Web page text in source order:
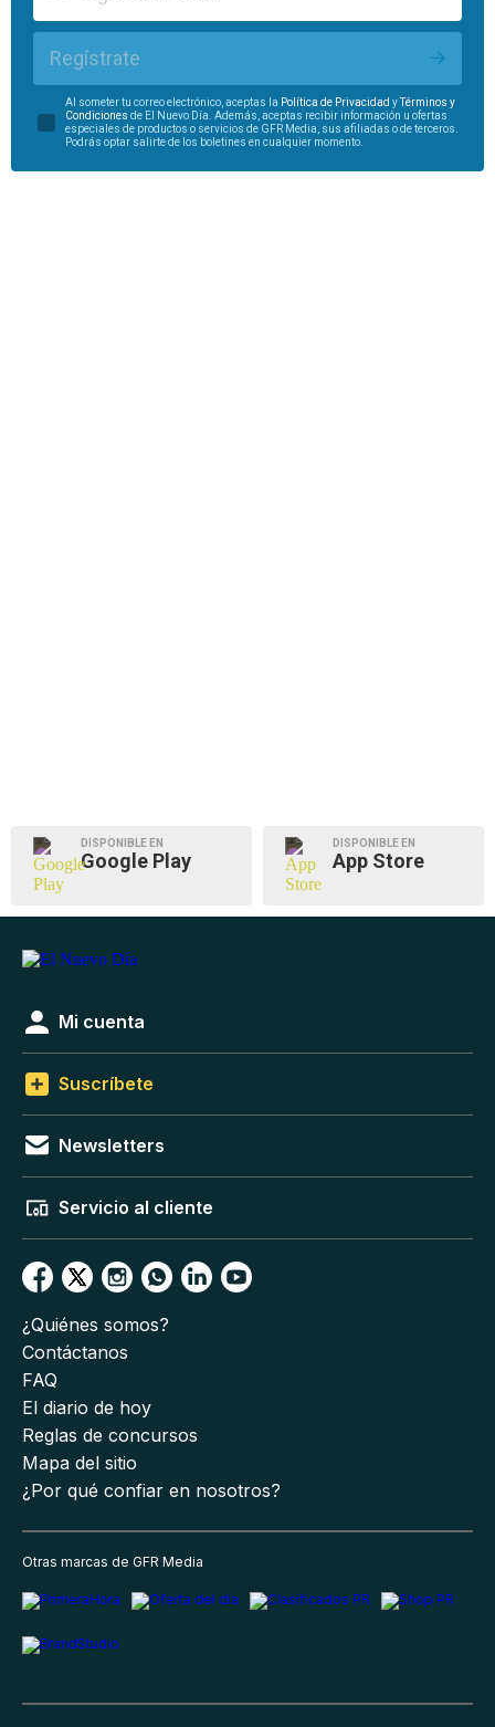
Regístrate
Al someter tu correo electrónico, aceptas la Política de Privacidad yTérminos y
Condiciones de El Nuevo Día. Además, aceptas recibir información u ofertas
especiales de productos o servicios de GFR Media, sus afiliadas o de terceros.
Podrás optar salirte de los boletines en cualquier momento.
DISPONIBLE EN
Google Play
DISPONIBLE EN
App Store
Mi cuenta
Suscríbete
Newsletters
Servicio al cliente
¿Quiénes somos?
Contáctanos
FAQ
El diario de hoy
Reglas de concursos
Mapa del sitio
¿Por qué confiar en nosotros?
Otras marcas de GFR Media